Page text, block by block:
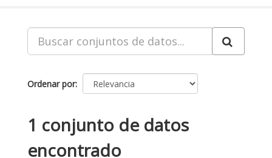
Ordenar por
1 conjunto de datos
encontrado